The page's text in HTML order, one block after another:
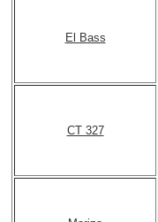
El Bass
CT 327